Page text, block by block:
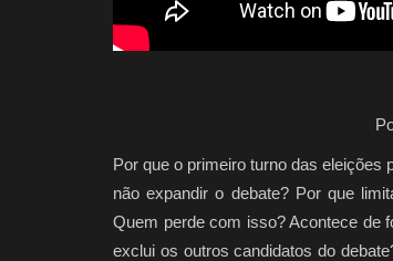
Por que o primeiro turno das
não expandir o debate? Por que
Quem perde com isso? Acontece de
exclui os outros candidatos do